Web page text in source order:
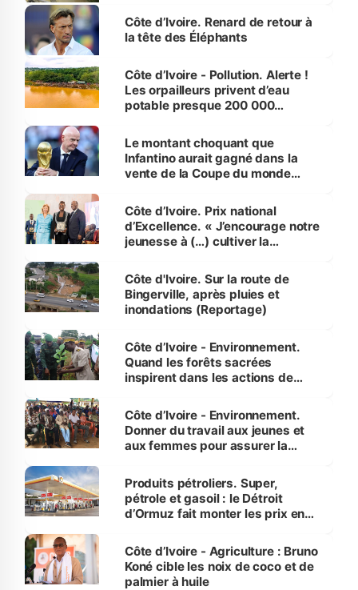
Côte d’Ivoire. Renard de retour à
la tête des Éléphants
Côte d’Ivoire - Pollution. Alerte !
Les orpailleurs privent d’eau
potable presque 200 000
Le montant choquant que
Infantino aurait gagné dans la
vente de la Coupe du monde
Côte d’Ivoire. Prix national
d’Excellence. « J’encourage notre
jeunesse à (…) cultiver la
(Alassane Ouattara
Côte d'Ivoire. Sur la route de
Bingerville, après pluies et
inondations (Reportage)
Côte d’Ivoire - Environnement.
Quand les forêts sacrées
inspirent dans les actions de
Côte d’Ivoire - Environnement.
Donner du travail aux jeunes et
aux femmes pour assurer la
menacées
Produits pétroliers. Super,
pétrole et gasoil : le Détroit
d’Ormuz fait monter les prix en
Côte d’Ivoire - Agriculture : Bruno
Koné cible les noix de coco et de
palmier à huile